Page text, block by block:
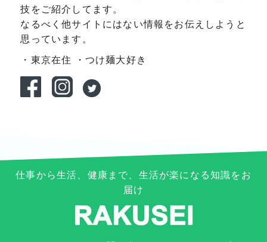
技をご紹介してます。
なるべく他サイトにはない情報をお伝えしようと
思っています。
・東京在住 ・つけ麺大好き
仕事から生活、健康まで、生活が楽になる知識をお
届け